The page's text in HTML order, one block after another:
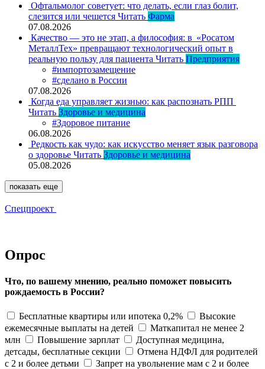
Офтальмолог советует: что делать, если глаз болит,
слезится или чешется Читать Фарма
07.08.2026
Качество — это не этап, а философия: в «Росатом
МеталлТех» превращают технологический опыт в
реальную пользу для пациента Читать Предприятия
#импортозамещение
#сделано в России
07.08.2026
Когда еда управляет жизнью: как распознать РПП
Читать Здоровье и медицина
#Здоровое питание
06.08.2026
Редкость как чудо: как искусство меняет язык разговора
о здоровье Читать Здоровье и медицина
05.08.2026
показать еще
Спецпроект
Опрос
Что, по вашему мнению, реально поможет повысить
рождаемость в России?
Бесплатные квартиры или ипотека 0,2%
Высокие
ежемесячные выплаты на детей
Маткапитал не менее 2
млн
Повышение зарплат
Доступная медицина,
детсады, бесплатные секции
Отмена НДФЛ для родителей
с 2 и более детьми
Запрет на увольнение мам с 2 и более